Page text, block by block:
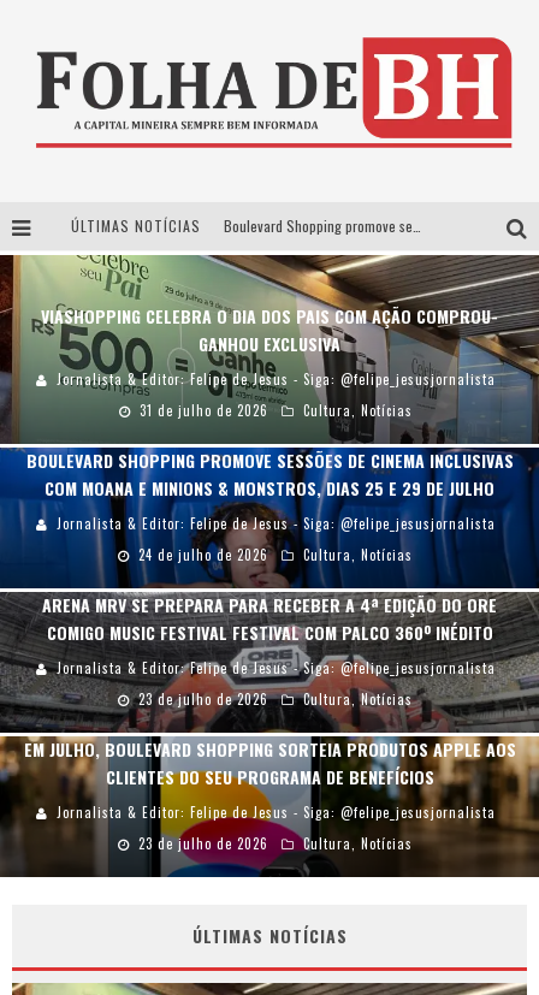
ÚLTIMAS NOTÍCIAS
Arena MRV se prepara para receber a 4ª edição do Ore Comigo Music Festival Festival com palco 360º inédito
Em julho, Boulevard Shopping sorteia produtos Apple aos clientes do seu Programa de Benefícios
VIASHOPPING CELEBRA O DIA DOS PAIS COM AÇÃO COMPROU-GANHOU EXCLUSIVA
VIASHOPPING CELEBRA O DIA DOS PAIS COM AÇÃO COMPROU-
GANHOU EXCLUSIVA
Jornalista & Editor: Felipe de Jesus - Siga: @felipe_jesusjornalista
31 de julho de 2026
Cultura Notícias
BOULEVARD SHOPPING PROMOVE SESSÕES DE CINEMA INCLUSIVAS
COM MOANA E MINIONS & MONSTROS, DIAS 25 E 29 DE JULHO
Jornalista & Editor: Felipe de Jesus - Siga: @felipe_jesusjornalista
24 de julho de 2026
Cultura Notícias
ARENA MRV SE PREPARA PARA RECEBER A 4ª EDIÇÃO DO ORE
COMIGO MUSIC FESTIVAL FESTIVAL COM PALCO 360º INÉDITO
Jornalista & Editor: Felipe de Jesus - Siga: @felipe_jesusjornalista
23 de julho de 2026
Cultura ,Notícias
EM JULHO, BOULEVARD SHOPPING SORTEIA PRODUTOS APPLE AOS
CLIENTES DO SEU PROGRAMA DE BENEFÍCIOS
Jornalista & Editor: Felipe de Jesus - Siga: @felipe_jesusjornalista
23 de julho de 2026
Cultura Notícias
ÚLTIMAS NOTÍCIAS